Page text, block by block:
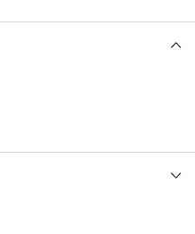
traz recorte lateral na